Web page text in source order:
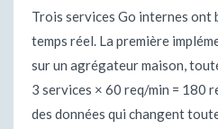
Trois services Go internes ont
temps réel. La première
sur un agrégateur maison,
3 services × 60 req/min = 180
des données qui changent